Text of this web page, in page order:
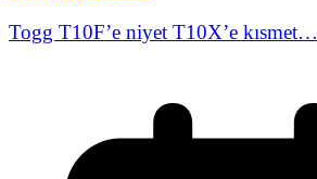
Togg T10F’e niyet T10X’e kısmet…